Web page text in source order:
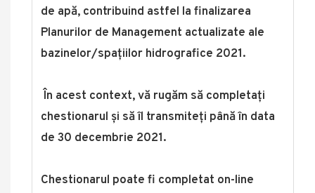
de apă, contribuind astfel la finalizarea
Planurilor de Management actualizate ale
bazinelor/spațiilor hidrografice 2021.
În acest context, vă rugăm să completați
chestionarul și să îl transmiteți până în data
de 30 decembrie 2021.
Chestionarul poate fi completat on-line